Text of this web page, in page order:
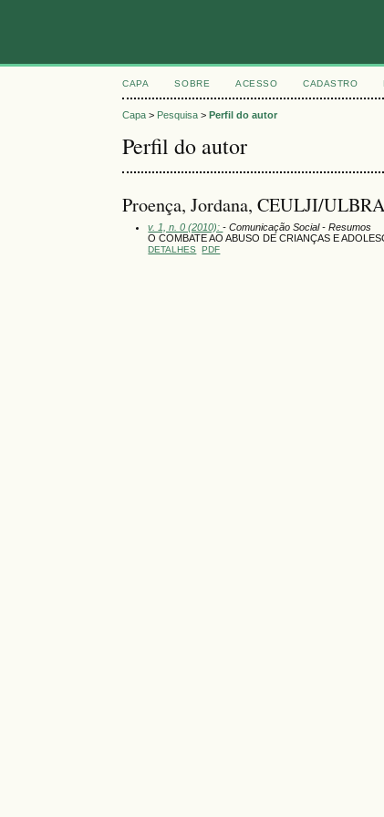
CAPA SOBRE ACESSO CADASTRO
Capa > Pesquisa >Perfil do autor
Perfil do autor
Proença, Jordana, CEULJI/ULBRA
v. 1, n. 0 (2010):- Comunicação Social - Resumos
O COMBATE AO ABUSO DE CRIANÇAS E
DETALHES PDF